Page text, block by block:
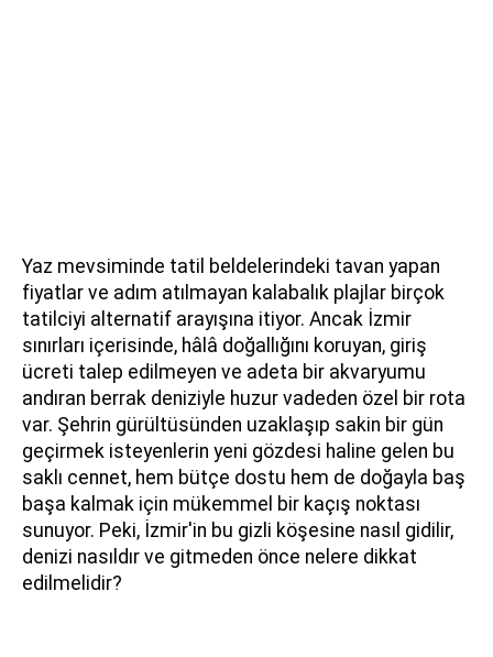
Yaz mevsiminde tatil beldelerindeki tavan yapan
fiyatlar ve adım atılmayan kalabalık plajlar birçok
tatilciyi alternatif arayışına itiyor. Ancak İzmir
sınırları içerisinde, hâlâ doğallığını koruyan, giriş
ücreti talep edilmeyen ve adeta bir akvaryumu
andıran berrak deniziyle huzur vadeden özel bir rota
var. Şehrin gürültüsünden uzaklaşıp sakin bir gün
geçirmek isteyenlerin yeni gözdesi haline gelen bu
saklı cennet, hem bütçe dostu hem de doğayla baş
başa kalmak için mükemmel bir kaçış noktası
sunuyor. Peki, İzmir'in bu gizli köşesine nasıl gidilir,
denizi nasıldır ve gitmeden önce nelere dikkat
edilmelidir?